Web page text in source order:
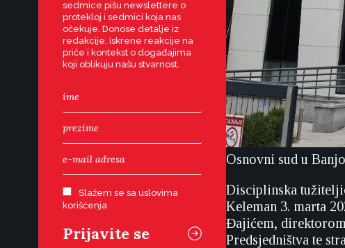
sedmice pišu newslettere o
protekloj i sedmici koja nas
očekuje. Donose detalje iz
redakcije, iskrene reakcije na
priče i kontekst o događajima
koji oblikuju našu stvarnost.
Slažem se sa uslovima
korišćenja
Osnovni sud u
Disciplinska
Keleman 3. marta
Đajićem,
Predsjedništva te